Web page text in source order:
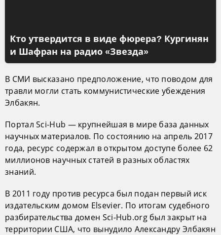
Кто утвердится в виде фюрера? Кургинян
и Шафран на радио «Звезда»
В СМИ высказано предположение, что поводом для
травли могли стать коммунистические убеждения
Элбакян.
Портал Sci-Hub — крупнейшая в мире база данных
научных материалов. По состоянию на апрель 2017
года, ресурс содержал в открытом доступе более 62
миллионов научных статей в разных областях
знаний.
В 2011 году против ресурса был подан первый иск
издательским домом Elsevier. По итогам судебного
разбирательства домен Sci-Hub.org был закрыт на
территории США, что вынудило Александру Элбакян